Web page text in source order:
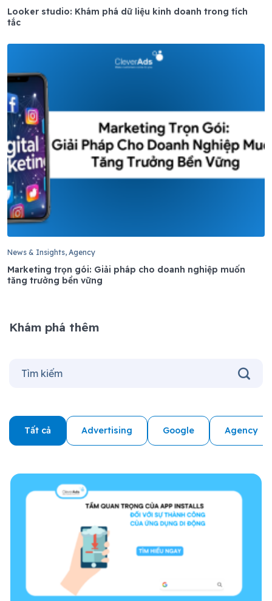
Looker studio: Khám phá dữ liệu kinh doanh trong tích
tắc
News & Insights, Agency
Marketing trọn gói: Giải pháp cho doanh nghiệp muốn
tăng trưởng bền vững
Khám phá thêm
Tất cả Advertising Google Agency